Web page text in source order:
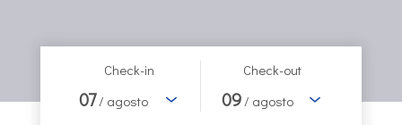
Check-in
07/ agosto
Check-out
09/ agosto